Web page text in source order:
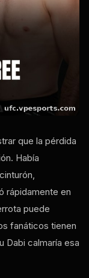
que la pérdida
Había
rápidamente en
puede
fanáticos tienen
Dabi calmaría esa